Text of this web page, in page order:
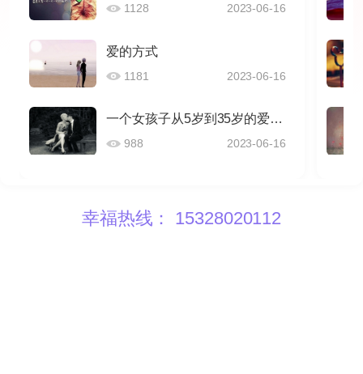
1128 2023-06-16
爱的方式
1181 2023-06-16
一个女孩子从5岁到35岁的爱情感悟
988 2023-06-16
幸福热线： 15328020112